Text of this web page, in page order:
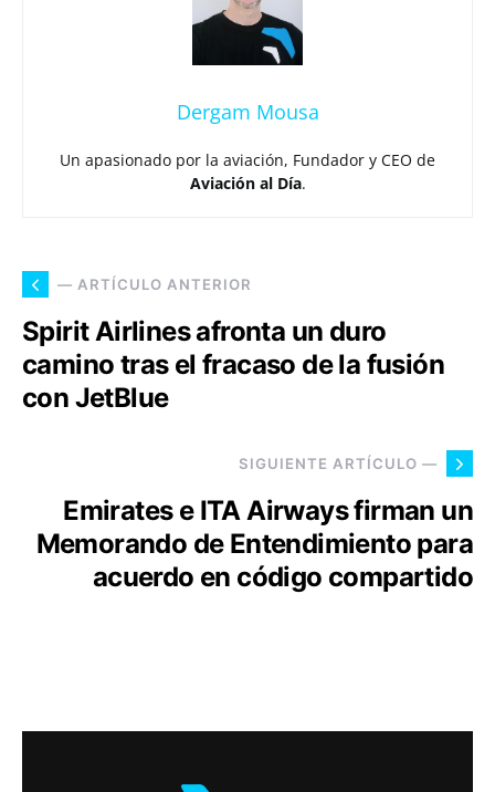
Dergam Mousa
Un apasionado por la aviación, Fundador y CEO de
Aviación al Día.
— ARTÍCULO ANTERIOR
Spirit Airlines afronta un duro
camino tras el fracaso de la fusión
con JetBlue
SIGUIENTE ARTÍCULO —
Emirates e ITA Airways firman un
Memorando de Entendimiento para
acuerdo en código compartido